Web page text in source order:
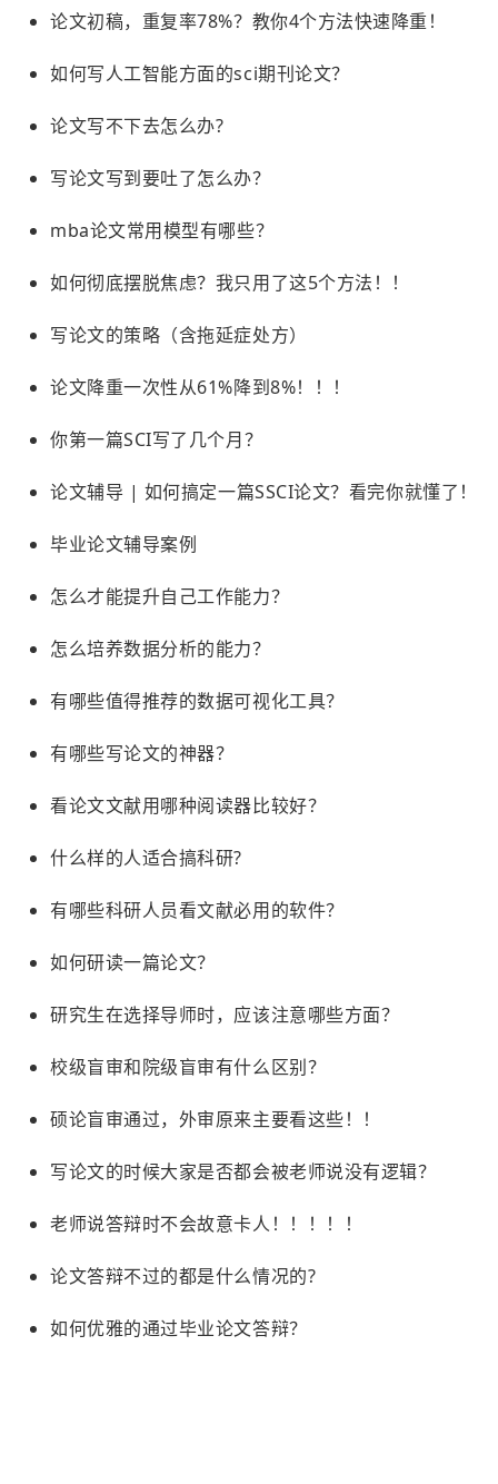
论文初稿，重复率78%？教你4个方法快速降重！
如何写人工智能方面的sci期刊论文？
论文写不下去怎么办?
写论文写到要吐了怎么办？
mba论文常用模型有哪些？
如何彻底摆脱焦虑？我只用了这5个方法！！
写论文的策略（含拖延症处方）
论文降重一次性从61%降到8%！！！
你第一篇SCI写了几个月？
论文辅导 | 如何搞定一篇SSCI论文？看完你就懂了！
毕业论文辅导案例
怎么才能提升自己工作能力？
怎么培养数据分析的能力？
有哪些值得推荐的数据可视化工具？
有哪些写论文的神器？
看论文文献用哪种阅读器比较好？
什么样的人适合搞科研?
有哪些科研人员看文献必用的软件？
如何研读一篇论文？
研究生在选择导师时，应该注意哪些方面？
校级盲审和院级盲审有什么区别？
硕论盲审通过，外审原来主要看这些！！
写论文的时候大家是否都会被老师说没有逻辑？
老师说答辩时不会故意卡人！！！！！
论文答辩不过的都是什么情况的?
如何优雅的通过毕业论文答辩？